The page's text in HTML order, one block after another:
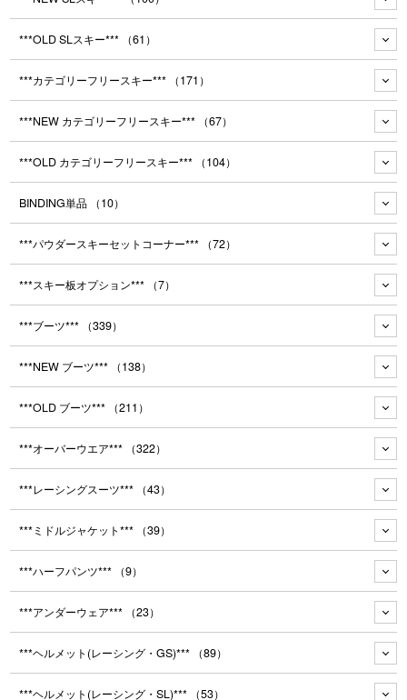
***OLD SLスキー*** （61）
***カテゴリーフリースキー*** （171）
***NEW カテゴリーフリースキー*** （67）
***OLD カテゴリーフリースキー*** （104）
BINDING単品 （10）
***パウダースキーセットコーナー*** （72）
***スキー板オプション*** （7）
***ブーツ*** （339）
***NEW ブーツ*** （138）
***OLD ブーツ*** （211）
***オーバーウエア*** （322）
***レーシングスーツ*** （43）
***ミドルジャケット*** （39）
***ハーフパンツ*** （9）
***アンダーウェア*** （23）
***ヘルメット(レーシング・GS)*** （89）
***ヘルメット(レーシング・SL)*** （53）